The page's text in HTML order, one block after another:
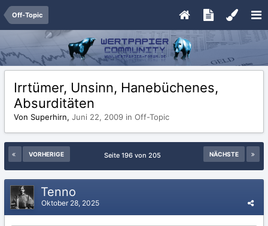
Off-Topic
Irrtümer, Unsinn, Hanebüchenes,
Absurditäten
Von Superhirn, Juni 22, 2009 in Off-Topic
VORHERIGE NÄCHSTE
Seite 196 von 205
Tenno
Oktober 28, 2025